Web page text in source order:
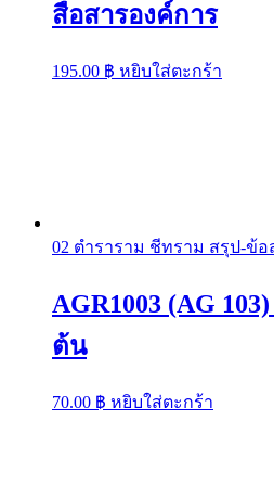
สื่อสารองค์การ
195.00 ฿ หยิบใส่ตะกร้า
02 ตำราราม ชีทราม สรุป-ข้อ
AGR1003 (AG
ต้น
70.00 ฿ หยิบใส่ตะกร้า